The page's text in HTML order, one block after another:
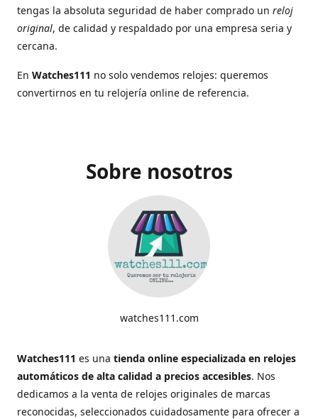
tengas la absoluta seguridad de haber comprado un reloj
original, de calidad y respaldado por una empresa seria y
cercana.
En Watches111 no solo vendemos relojes: queremos
convertirnos en tu relojería online de referencia.
Sobre nosotros
watches111.com
Watches111 es una tienda online especializada en relojes
automáticos de alta calidad a precios accesibles. Nos
dedicamos a la venta de relojes originales de marcas
reconocidas, seleccionados cuidadosamente para ofrecer a